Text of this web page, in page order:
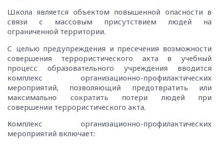
Школа является объектом повышенной опасности в
связи с массовым присутствием людей на
ограниченной территории.
С целью предупреждения и пресечения возможности
совершения террористического акта в учебный
процесс образовательного учреждения вводится
комплекс организационно-профилактических
мероприятий, позволяющий предотвратить или
максимально сократить потери людей при
совершении террористического акта.
Комплекс организационно-профилактических
мероприятий включает: